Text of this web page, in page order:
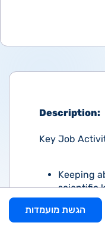
Description:
Key Job
Keeping
scientific
Creating
הגשת מועמדות